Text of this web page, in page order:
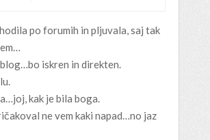
po forumih in pljuvala, saj tak
iskren in direkten.
kak je bila boga.
ne vem kaki napad…no jaz